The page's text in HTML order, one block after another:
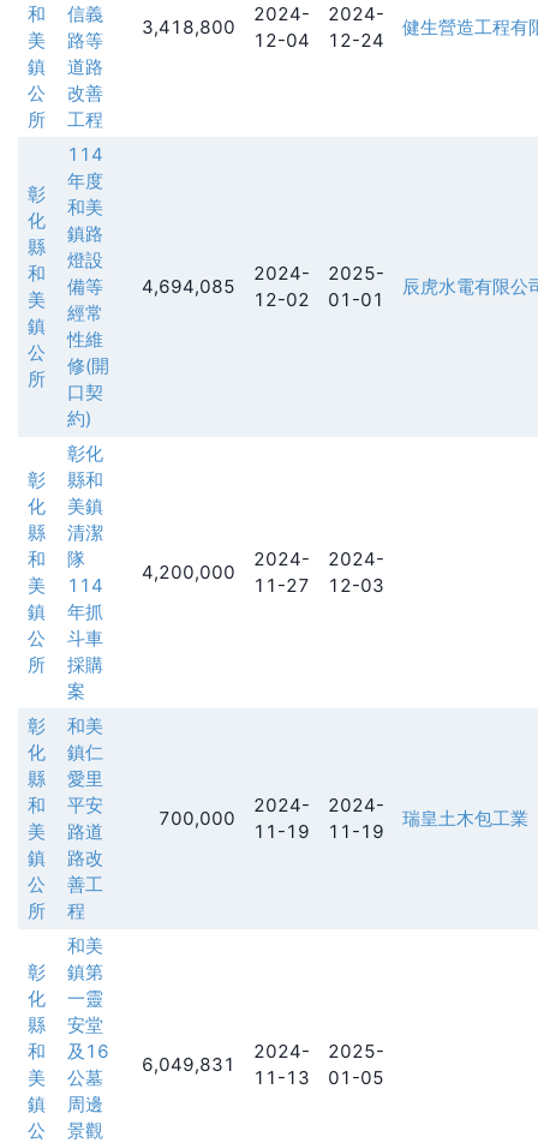
和
美
鎮
公
所
信義
路等
道路
改善
工程
3,418,800
2024-
12-04
2024-
12-24
健生營造工程有
彰
化
縣
和
美
鎮
公
所
114
年度
和美
鎮路
燈設
備等
經常
性維
修(開
口契
約)
4,694,085
2024-
12-02
2025-
01-01
辰虎水電有限公
彰
化
縣
和
美
鎮
公
所
彰化
縣和
美鎮
清潔
隊
114
年抓
斗車
採購
案
4,200,000
2024-
11-27
2024-
12-03
彰
化
縣
和
美
鎮
公
所
和美
鎮仁
愛里
平安
路道
路改
善工
程
700,000
2024-
11-19
2024-
11-19
瑞皇土木包工業
彰
化
縣
和
美
鎮
公
和美
鎮第
一靈
安堂
及16
公墓
周邊
景觀
6,049,831
2024-
11-13
2025-
01-05